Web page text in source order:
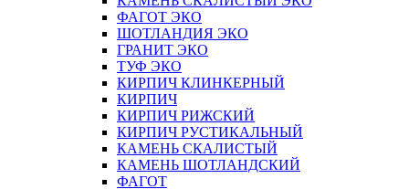
ФАГОТ ЭКО
ШОТЛАНДИЯ ЭКО
ГРАНИТ ЭКО
ТУФ ЭКО
КИРПИЧ КЛИНКЕРНЫЙ
КИРПИЧ
КИРПИЧ РИЖСКИЙ
КИРПИЧ РУСТИКАЛЬНЫЙ
КАМЕНЬ СКАЛИСТЫЙ
КАМЕНЬ ШОТЛАНДСКИЙ
ФАГОТ